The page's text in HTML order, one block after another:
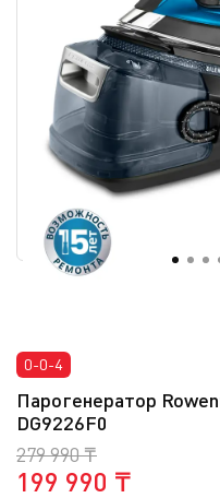
0-0-4
Парогенератор
DG9226F0
279 990 ₸
199 990 ₸